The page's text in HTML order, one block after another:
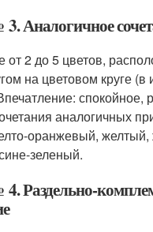
Аналогичное
от 2 до 5 цветов,
на цветовом круге
спокойное,
аналогичных
оранжевый, желтый,
зеленый.
Раздельно-